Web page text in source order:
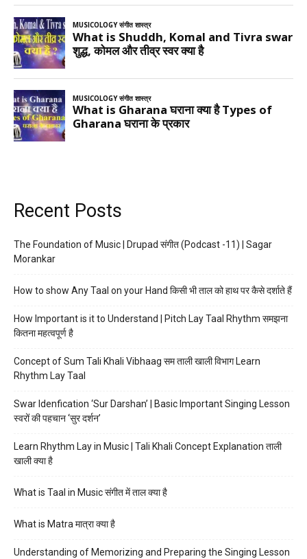
Recent Posts
The Foundation of Music | Drupad संगीत (Podcast -11) | Sagar
Morankar
How to show Any Taal on your Hand किसी भी ताल को हाथ पर कैसे दर्शाते हैं
How Important is it to Understand | Pitch Lay Taal Rhythm समझना
कितना महत्वपूर्ण है
Concept of Sum Tali Khali Vibhaag सम ताली खाली विभाग Learn
Rhythm Lay Taal
Swar Idenfication ‘Sur Darshan’ | Basic Important Singing Lesson
स्वरों की पहचान ‘सुर दर्शन’
Learn Rhythm Lay in Music | Tali Khali Concept Explanation ताली
खाली क्या है
What is Taal in Music संगीत में ताल क्या है
What is Matra मात्रा क्या है
Understanding of Memorizing and Preparing the Singing Lesson